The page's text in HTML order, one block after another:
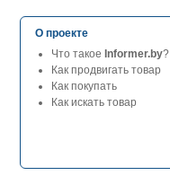
О проекте
Что такое Informer.by?
Как продвигать товар
Как покупать
Как искать товар